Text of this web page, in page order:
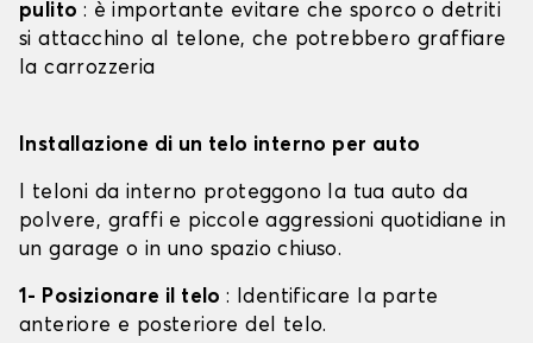
pulito : è importante evitare che sporco o detriti
si attacchino al telone, che potrebbero graffiare
la carrozzeria
Installazione di un telo interno per auto
I teloni da interno proteggono la tua auto da
polvere, graffi e piccole aggressioni quotidiane in
un garage o in uno spazio chiuso.
1- Posizionare il telo: Identificare la parte
anteriore e posteriore del telo.